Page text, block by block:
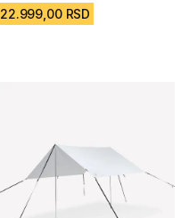
22.999,00 RSD